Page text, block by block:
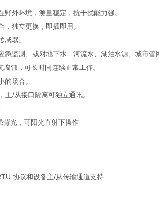
外环境，测量稳定，抗干扰能力强。
独立更换，即插即用。
器。
监测、或对地下水、河流水、湖泊水源、城市管
蚀，可长时间连续正常工作。
场合。
/从接口隔离可独立通讯。
光，可阳光直射下操作
协议和设备主/从传输通道支持